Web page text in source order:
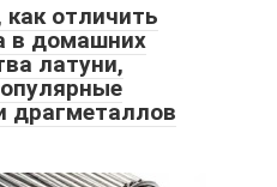
отличить
в домашних
латуни,
драгметаллов